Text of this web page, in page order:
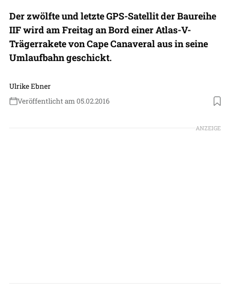
Der zwölfte und letzte GPS-Satellit der Baureihe
IIF wird am Freitag an Bord einer Atlas-V-
Trägerrakete von Cape Canaveral aus in seine
Umlaufbahn geschickt.
Ulrike Ebner
Veröffentlicht am 05.02.2016
ANZEIGE